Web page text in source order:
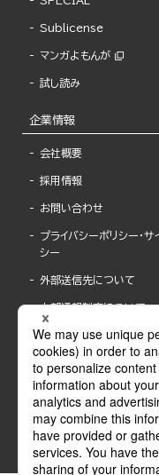
Sublicense
マンガよもんが
試し読み
企業情報
会社概要
採用情報
お問い合わせ
プライバシーポリシー・サ
シー
外部送信先について
内部通報制度について